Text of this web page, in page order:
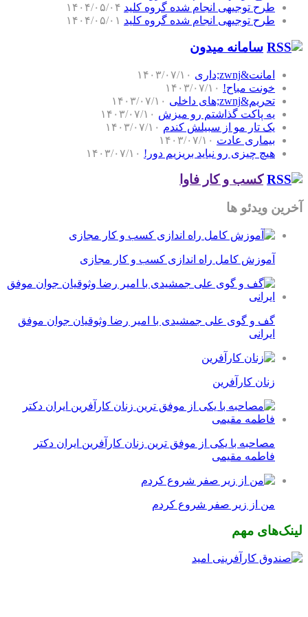
طرح توجیهی انجام شده گروه کلید ۱۴۰۴/۰۵/۰۴
طرح توجیهی انجام شده گروه کلید ۱۴۰۴/۰۵/۰۱
سامانه میدون
امانت&zwnj;داری
۱۴۰۳/۰۷/۱۰
خونت مباح! ۱۴۰۳/۰۷/۱۰
تحریم&zwnj;های داخلی
۱۴۰۳/۰۷/۱۰
یه پاکت گذاشتم رو میزش ۱۴۰۳/۰۷/۱۰
یک تار مو از سبیلش کندم ۱۴۰۳/۰۷/۱۰
بیماری عادت ۱۴۰۳/۰۷/۱۰
هیچ چیزی رو نباید بریزیم دور! ۱۴۰۳/۰۷/۱۰
کسب و کار فاوا
آخرین ویدئو ها
آموزش کامل راه اندازی کسب و کار مجازی
گف و گوی علی جمشیدی با امیر رضا وثوقیان جوان موفق
ایرانی
زنان کارآفرین
مصاحبه با یکی از موفق ترین زنان کارآفرین ایران دکتر
فاطمه مقیمی
من از زیر صفر شروع کردم
لینک‌های مهم